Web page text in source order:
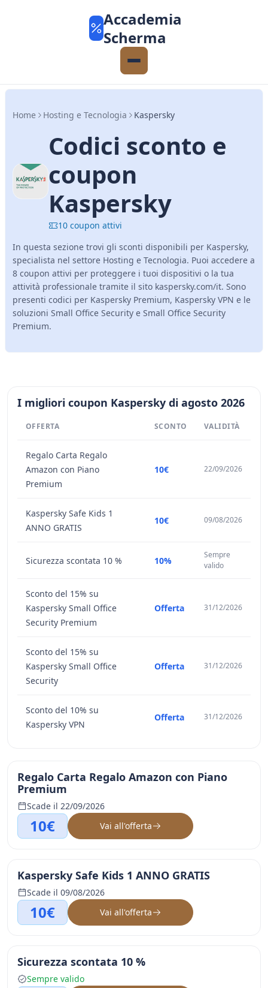
Accademia
Scherma
Home Hosting e Tecnologia Kaspersky
Codici sconto e
coupon
Kaspersky
10 coupon attivi
In questa sezione trovi gli sconti disponibili per Kaspersky,
specialista nel settore Hosting e Tecnologia. Puoi accedere a
8 coupon attivi per proteggere i tuoi dispositivi o la tua
attività professionale tramite il sito kaspersky.com/it. Sono
presenti codici per Kaspersky Premium, Kaspersky VPN e le
soluzioni Small Office Security e Small Office Security
Premium.
I migliori coupon Kaspersky di agosto 2026
OFFERTA SCONTO VALIDITÀ
Regalo Carta Regalo
Amazon con Piano
Premium
10€ 22/09/2026
Kaspersky Safe Kids 1
ANNO GRATIS
10€ 09/08/2026
Sicurezza scontata 10 % 10%
Sempre
valido
Sconto del 15% su
Kaspersky Small Office
Security Premium
Offerta 31/12/2026
Sconto del 15% su
Kaspersky Small Office
Security
Offerta 31/12/2026
Sconto del 10% su
Kaspersky VPN
Offerta 31/12/2026
Regalo Carta Regalo Amazon con Piano
Premium
Scade il 22/09/2026
10€ Vai all'offerta
Kaspersky Safe Kids 1 ANNO GRATIS
Scade il 09/08/2026
10€ Vai all'offerta
Sicurezza scontata 10 %
Sempre valido